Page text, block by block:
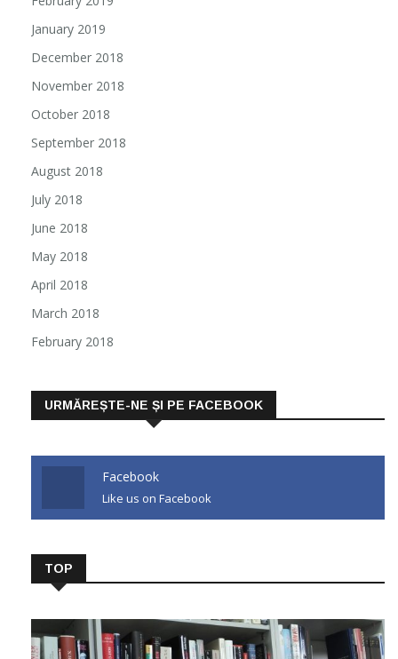
January 2019
December 2018
November 2018
October 2018
September 2018
August 2018
July 2018
June 2018
May 2018
April 2018
March 2018
February 2018
URMĂREȘTE-NE ȘI PE FACEBOOK
Facebook
Like us on Facebook
TOP